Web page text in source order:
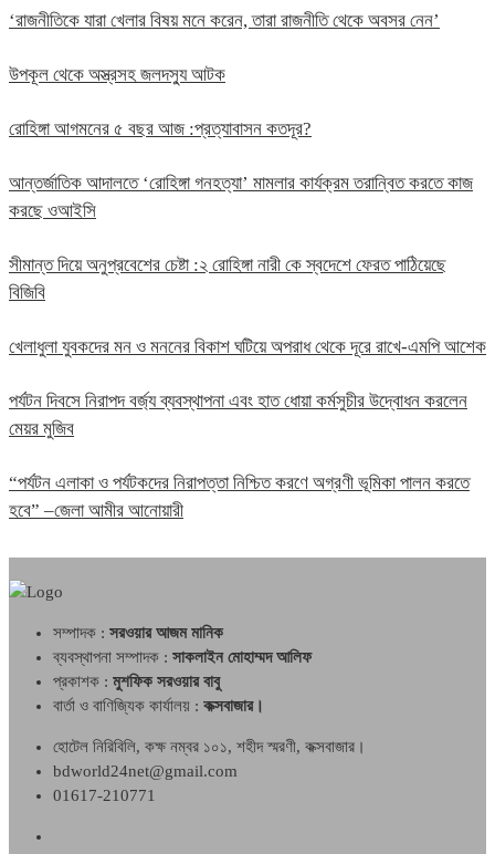
‘রাজনীতিকে যারা খেলার বিষয় মনে করেন, তারা রাজনীতি থেকে অবসর নেন’
উপকূল থেকে অস্ত্রসহ জলদস্যু আটক
রোহিঙ্গা আগমনের ৫ বছর আজ :প্রত্যাবাসন কতদূর?
আন্তর্জাতিক আদালতে ‘রোহিঙ্গা গনহত্যা’ মামলার কার্যক্রম তরান্বিত করতে কাজ
করছে ওআইসি
সীমান্ত দিয়ে অনুপ্রবেশের চেষ্টা :২ রোহিঙ্গা নারী কে স্বদেশে ফেরত পাঠিয়েছে
বিজিবি
খেলাধুলা যুবকদের মন ও মননের বিকাশ ঘটিয়ে অপরাধ থেকে দূরে রাখে-এমপি আশেক
পর্যটন দিবসে নিরাপদ বর্জ্য ব্যবস্থাপনা এবং হাত ধোয়া কর্মসুচীর উদ্বোধন করলেন
মেয়র মুজিব
“পর্যটন এলাকা ও পর্যটকদের নিরাপত্তা নিশ্চিত করণে অগ্রণী ভূমিকা পালন করতে
হবে” –জেলা আমীর আনোয়ারী
সম্পাদক : সরওয়ার আজম মানিক
ব্যবস্থাপনা সম্পাদক : সাকলাইন মোহাম্মদ আলিফ
প্রকাশক : মুশফিক সরওয়ার বাবু
বার্তা ও বাণিজ্যিক কার্যালয় : কক্সবাজার।
হোটেল নিরিবিলি, কক্ষ নম্বর ১০১, শহীদ স্মরণী, কক্সবাজার।
bdworld24net@gmail.com
01617-210771